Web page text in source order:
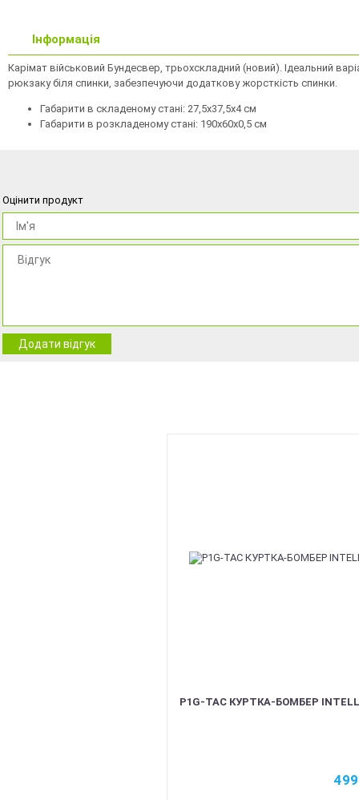
Інформація
Карімат військовий Бундесвер, трьохскладний (новий). Ідеальний
рюкзаку біля спинки, забезпечуючи додаткову жорсткість спинки.
Габарити в складеному стані: 27,5х37,5х4 см
Габарити в розкладеному стані: 190х60х0,5 см
Оцінити продукт
Додати відгук
P1G-TAC КУРТКА-БОМБЕР